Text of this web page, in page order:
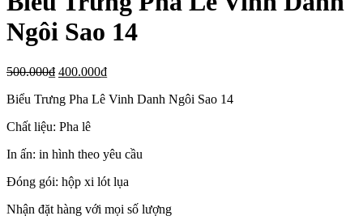
Ngôi Sao 14
500.000₫ 400.000₫
Biểu Trưng Pha Lê Vinh Danh Ngôi Sao 14
Chất liệu: Pha lê
In ấn: in hình theo yêu cầu
Đóng gói: hộp xi lót lụa
Nhận đặt hàng với mọi số lượng